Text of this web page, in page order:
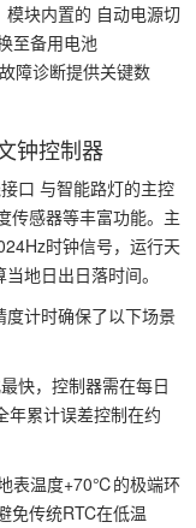
块内置的 自动电源切
至备用电池
障诊断提供关键数
钟控制器
口 与智能路灯的主控
传感器等丰富功能。主
时钟信号，运行天
地日出日落时间。
计时确保了以下场景
快，控制器需在每日
年累计误差控制在约
表温度+70℃的极端环
免传统RTC在低温